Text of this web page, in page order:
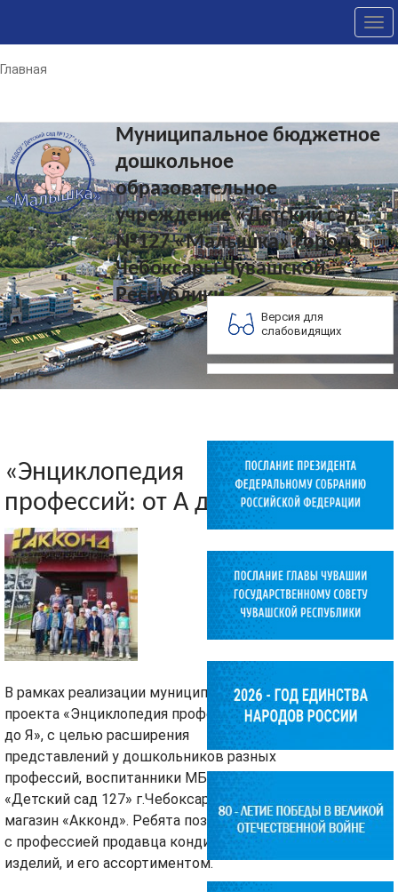
Главная
Муниципальное бюджетное
дошкольное
образовательное
учреждение «Детский сад
№127 «Малышка» города
Чебоксары Чувашской
Республики
Версия для
слабовидящих
«Энциклопедия
профессий: от А до Я»
В рамках реализации муниципального
проекта «Энциклопедия профессий: от А
до Я», с целью расширения
представлений у дошкольников разных
профессий, воспитанники МБДОУ
«Детский сад 127» г.Чебоксары посетили
магазин «Акконд». Ребята познакомились
с профессией продавца кондитерских
изделий, и его ассортиментом.